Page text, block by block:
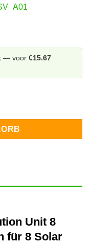
— voor €15.67
Menge
Unit 8
für 8 Solar